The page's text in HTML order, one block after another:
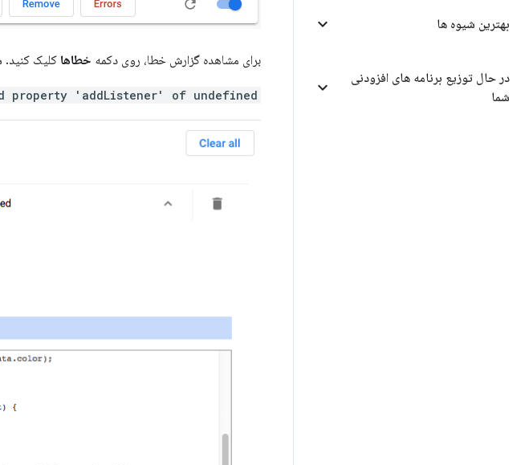
بهترین شیوه ها
در حال توزیع برنامه های افزودنی
شما
برای مشاهده گزارش خطا، روی دکمه خطاها کلیک کنید.
property 'addListener' of undefined